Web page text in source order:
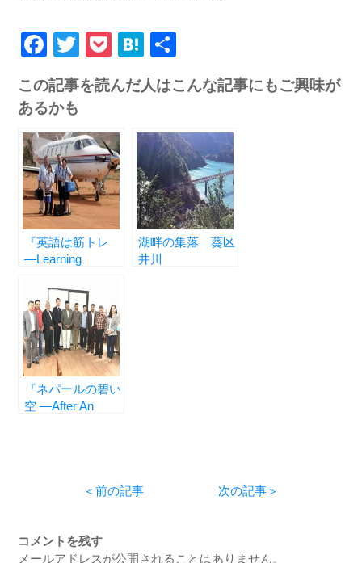
Facebook
Twitter
PocketHatena
有
この記事を読んだ人はこんな記事にもご興味が
あるかも
『英語は筋トレ
―Learning
Muscle
Training―』
湖畔の集落 葵区
井川
『ネパールの碧い
空 ―After An
＜前の記事 次の記事＞
コメントを残す
メールアドレスが公開されることはありません。